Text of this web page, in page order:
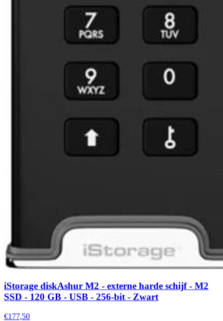
iStorage diskAshur M2 - externe harde schijf - M2
SSD - 120 GB - USB - 256-bit - Zwart
€177,50